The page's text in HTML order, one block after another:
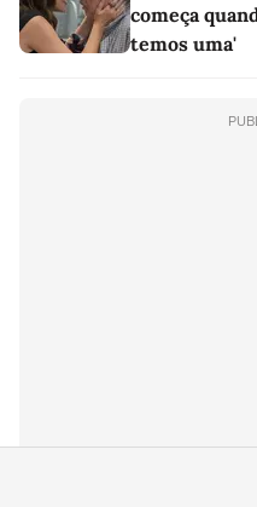
começa
temos uma'